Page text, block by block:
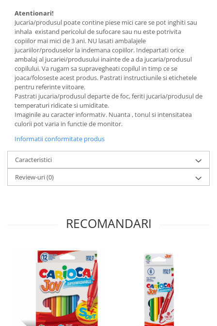
Atentionari!
Jucaria/produsul poate contine piese mici care se pot inghiti sau
inhala existand pericolul de sufocare sau nu este potrivita
copiilor mai mici de 3 ani. NU lasati ambalajele
jucariilor/produselor la indemana copiilor. Indepartati orice
ambalaj al jucariei/produsului inainte de a da jucaria/produsul
copilului. Va rugam sa supravegheati copilul in timp ce se
joaca/foloseste acest produs. Pastrati instructiunile si etichetele
pentru referinte viitoare.
Pastrati jucaria/produsul departe de foc, feriti jucaria/produsul de
temperaturi ridicate si umiditate.
Imaginile au caracter informativ. Nuanta , tonul si intensitatea
culorii pot varia in functie de monitor.
Informatii conformitate produs
Caracteristici
Review-uri(0)
RECOMANDARI